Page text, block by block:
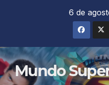
6 de
Mundo